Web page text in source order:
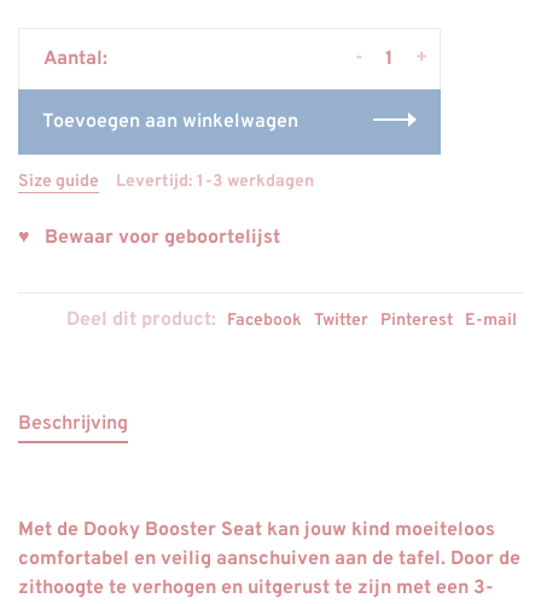
Aantal: +
-
Toevoegen aan winkelwagen
Size guide Levertijd: 1-3 werkdagen
♥ Bewaar voor geboortelijst
Deel dit product: Facebook Twitter Pinterest E-mail
Beschrijving
Met de Dooky Booster Seat kan jouw kind moeiteloos
comfortabel en veilig aanschuiven aan de tafel. Door de
zithoogte te verhogen en uitgerust te zijn met een 3-